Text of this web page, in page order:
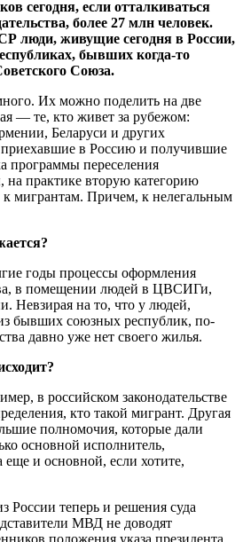
сегодня, если отталкиваться
более 27 млн человек.
люди, живущие сегодня в России,
бывших когда-то
Союза.
Их можно поделить на две
— те, кто живет за рубежом:
Беларуси и других
в Россию и получившие
программы переселения
на практике вторую категорию
к мигрантам. Причем, к нелегальным
годы процессы оформления
в помещении людей в ЦВСИГи,
Невзирая на то, что у людей,
бывших союзных республик, по-
давно уже нет своего жилья.
в российском законодательстве
кто такой мигрант. Другая
полномочия, которые дали
основной исполнитель,
еще и основной, если хотите,
России теперь и решения суда
МВД не доводят
положения указа президента